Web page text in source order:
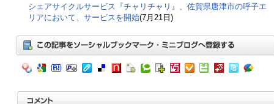
シェアサイクルサービス『チャリチャリ』、佐賀県唐津市の呼子エ
リアにおいて、サービスを開始(7月21日)